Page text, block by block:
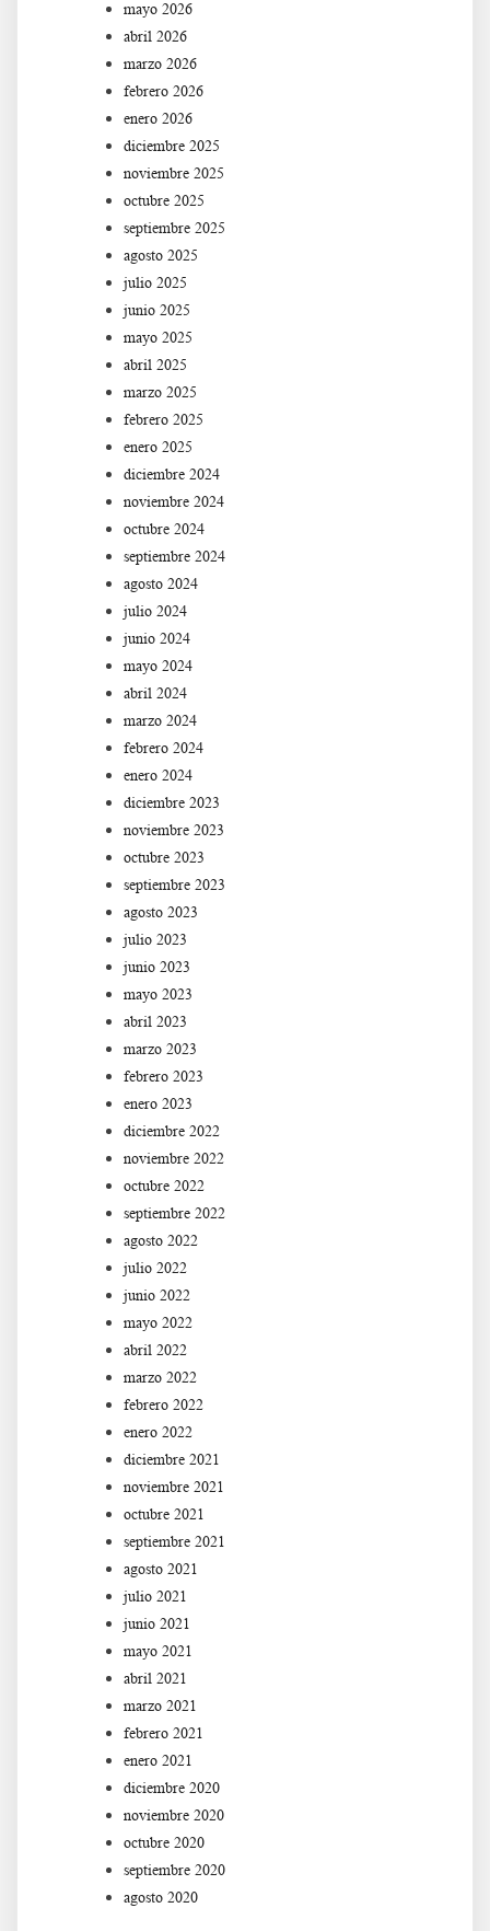
mayo 2026
abril 2026
marzo 2026
febrero 2026
enero 2026
diciembre 2025
noviembre 2025
octubre 2025
septiembre 2025
agosto 2025
julio 2025
junio 2025
mayo 2025
abril 2025
marzo 2025
febrero 2025
enero 2025
diciembre 2024
noviembre 2024
octubre 2024
septiembre 2024
agosto 2024
julio 2024
junio 2024
mayo 2024
abril 2024
marzo 2024
febrero 2024
enero 2024
diciembre 2023
noviembre 2023
octubre 2023
septiembre 2023
agosto 2023
julio 2023
junio 2023
mayo 2023
abril 2023
marzo 2023
febrero 2023
enero 2023
diciembre 2022
noviembre 2022
octubre 2022
septiembre 2022
agosto 2022
julio 2022
junio 2022
mayo 2022
abril 2022
marzo 2022
febrero 2022
enero 2022
diciembre 2021
noviembre 2021
octubre 2021
septiembre 2021
agosto 2021
julio 2021
junio 2021
mayo 2021
abril 2021
marzo 2021
febrero 2021
enero 2021
diciembre 2020
noviembre 2020
octubre 2020
septiembre 2020
agosto 2020